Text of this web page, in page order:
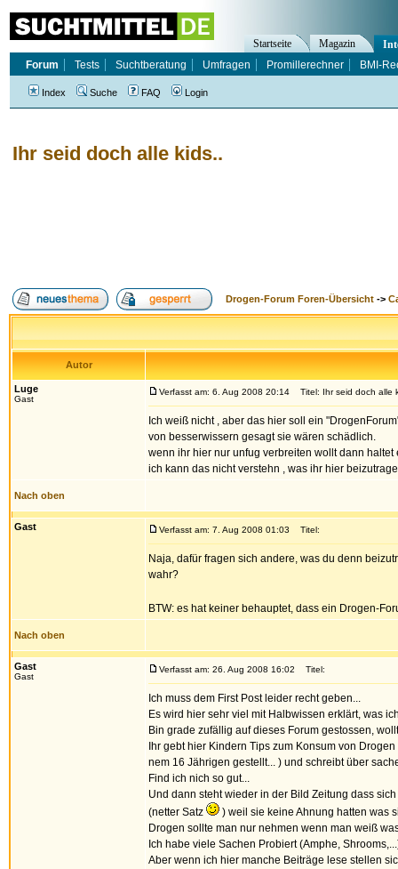
Ihr seid doch alle kids..
Drogen-Forum Foren-Übersicht ->
Autor
Luge
Gast
Verfasst am: 6. Aug 2008 20:14 Titel: Ihr seid doch alle
Ich weiß nicht , aber das hier soll ein
von besserwissern gesagt sie wären schädlich.
wenn ihr hier nur unfug verbreiten wollt dann haltet
ich kann das nicht verstehn , was ihr hier
Nach oben
Gast Verfasst am: 7. Aug 2008 01:03 Titel:
Naja, dafür fragen sich andere, was du denn
wahr?
BTW: es hat keiner behauptet, dass ein Drogen-
Nach oben
Gast
Gast
Verfasst am: 26. Aug 2008 16:02 Titel:
Ich muss dem First Post leider recht geben...
Es wird hier sehr viel mit Halbwissen erklärt, was
Bin grade zufällig auf dieses Forum gestossen,
Ihr gebt hier Kindern Tips zum Konsum von
nem 16 Jährigen gestellt... ) und schreibt über
Find ich nich so gut...
Und dann steht wieder in der Bild Zeitung dass
(netter Satz
) weil sie keine Ahnung hatten was
Drogen sollte man nur nehmen wenn man weiß
Ich habe viele Sachen Probiert (Amphe,
Aber wenn ich hier manche Beiträge lese stellen
Startseite Magazin
Forum
Tests Suchtberatung Umfragen Promillerechner BMI-
Index Suche FAQ Login